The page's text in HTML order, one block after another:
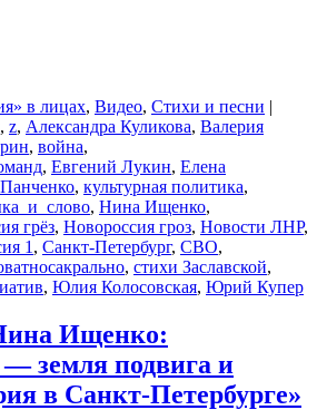
в лицах, Видео, Стихи и песни |
, z, Александра Куликова, Валерия
, война,
, Евгений Лукин, Елена
, культурная политика,
, Нина Ищенко,
грёз, Новороссия гроз, Новости ЛНР,
1 , Санкт-Петербург, СВО,
, стихи Заславской,
, Юлия Колосовская, Юрий Купер
Ищенко:
— земля подвига и
в Санкт-Петербурге»